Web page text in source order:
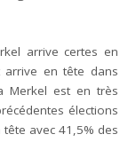
arrive certes en
en tête dans
Merkel est en très
élections
avec 41,5% des